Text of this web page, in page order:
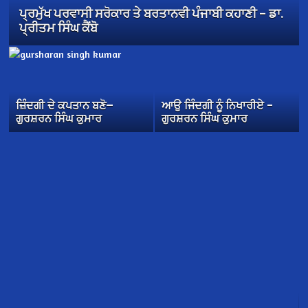
ਪ੍ਰਮੁੱਖ ਪਰਵਾਸੀ ਸਰੋਕਾਰ ਤੇ ਬਰਤਾਨਵੀ ਪੰਜਾਬੀ ਕਹਾਣੀ – ਡਾ.
ਪ੍ਰੀਤਮ ਸਿੰਘ ਕੈਂਬੋ
ਜ਼ਿੰਦਗੀ ਦੇ ਕਪਤਾਨ ਬਣੋ—
ਗੁਰਸ਼ਰਨ ਸਿੰਘ ਕੁਮਾਰ
ਆਉ ਜਿੰਦਗੀ ਨੂੰ ਨਿਖਾਰੀਏ –
ਗੁਰਸ਼ਰਨ ਸਿੰਘ ਕੁਮਾਰ